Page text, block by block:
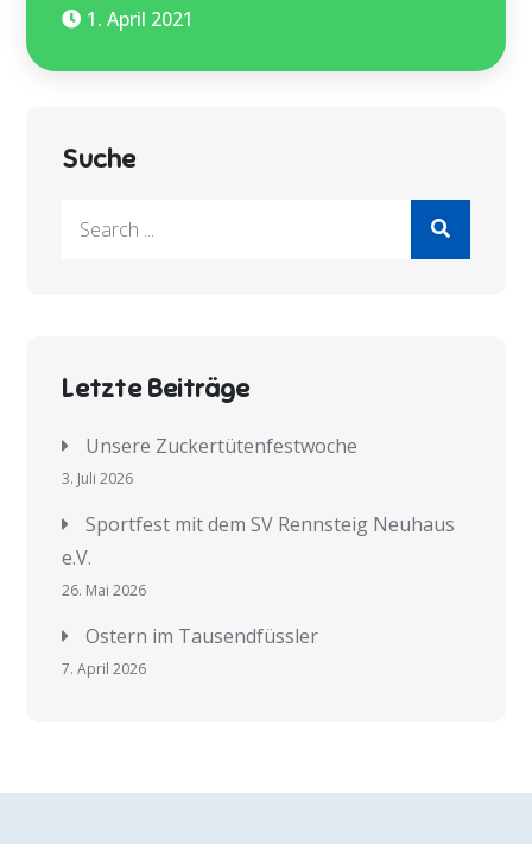
1. April 2021
Suche
Letzte Beiträge
Unsere Zuckertütenfestwoche
3. Juli 2026
Sportfest mit dem SV Rennsteig Neuhaus
e.V.
26. Mai 2026
Ostern im Tausendfüssler
7. April 2026